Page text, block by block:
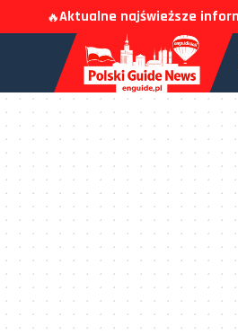
🔥Aktualne najświeższe